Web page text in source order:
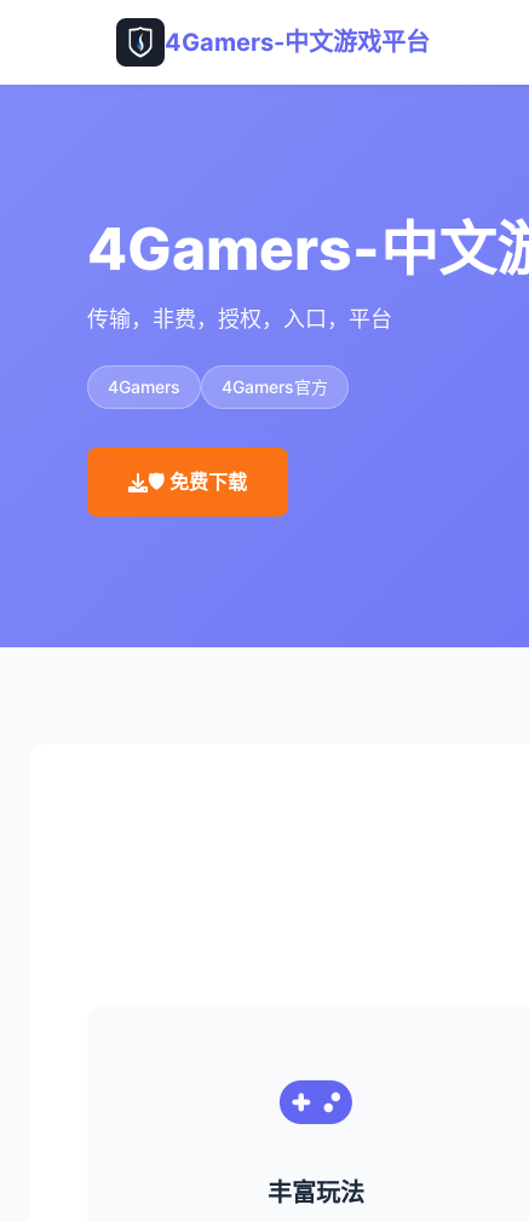
4Gamers-中文游戏平台
4Gamers-中文
传输，非费，授权，入口，平台
4Gamers 4Gamers官方
🛡️ 免费下载
丰富玩法